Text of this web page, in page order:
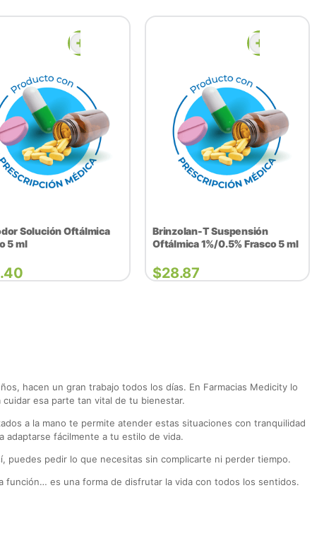
Solución Oftálmica
5 ml
Brinzolan-T Suspensión
Oftálmica 1%/0.5% Frasco 5 ml
$28.87
hacen un gran trabajo todos los días. En Farmacias Medicity lo
esa parte tan vital de tu bienestar.
a la mano te permite atender estas situaciones con tranquilidad
adaptarse fácilmente a tu estilo de vida.
puedes pedir lo que necesitas sin complicarte ni perder tiempo.
función… es una forma de disfrutar la vida con todos los sentidos.